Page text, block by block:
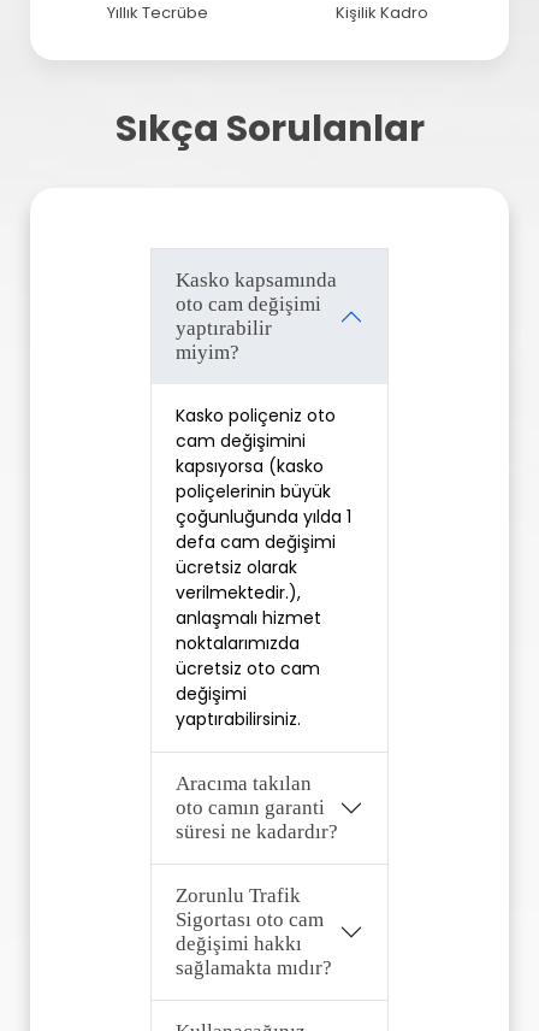
Yıllık Tecrübe Kişilik Kadro
Sıkça Sorulanlar
Kasko kapsamında
oto cam değişimi
yaptırabilir
miyim?
Kasko poliçeniz oto
cam değişimini
kapsıyorsa (kasko
poliçelerinin büyük
çoğunluğunda yılda 1
defa cam değişimi
ücretsiz olarak
verilmektedir.),
anlaşmalı hizmet
noktalarımızda
ücretsiz oto cam
değişimi
yaptırabilirsiniz.
Aracıma takılan
oto camın garanti
süresi ne kadardır?
Zorunlu Trafik
Sigortası oto cam
değişimi hakkı
sağlamakta mıdır?